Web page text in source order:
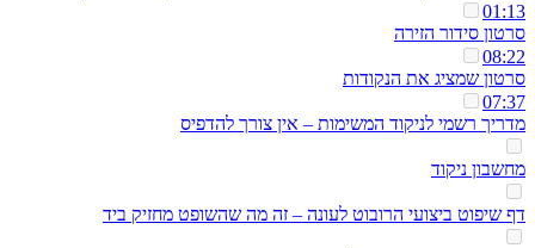
01:13
סרטון סידור הזירה
08:22
סרטון שמציג את הנקודות
07:37
מדריך רשמי לניקוד המשימות – אין צורך להדפיס
מחשבון ניקוד
דף שיפוט ביצועי הרובוט לעונה – זה מה שהשופט מחזיק ביד